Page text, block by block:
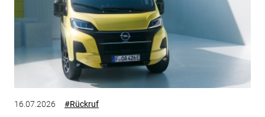
16.07.2026 #Rückruf